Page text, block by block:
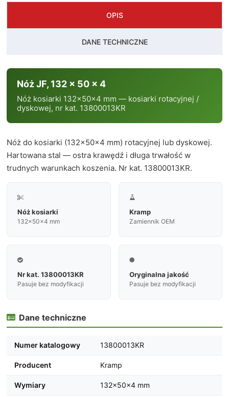
OPIS
DANE TECHNICZNE
Nóż JF, 132 x 50 x 4
Nóż kosiarki 132×50×4 mm — kosiarki rotacyjnej /
dyskowej, nr kat. 13800013KR
Nóż do kosiarki (132×50×4 mm) rotacyjnej lub dyskowej.
Hartowana stal — ostra krawędź i długa trwałość w
trudnych warunkach koszenia. Nr kat. 13800013KR.

Nóż kosiarki
132×50×4 mm

Kramp
Zamiennik OEM

Nr kat. 13800013KR
Pasuje bez modyfikacji

Oryginalna jakość
Pasuje bez modyfikacji
 Dane techniczne
Numer katalogowy 13800013KR
Producent Kramp
Wymiary 132×50×4 mm